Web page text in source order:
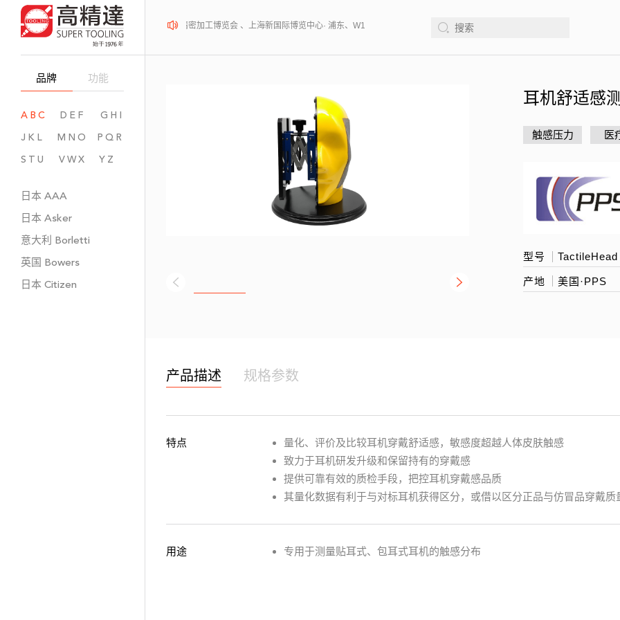
品牌 功能
ABC DEF
GHI
JKL
MNO
PQR
STU
VWX YZ
日本 AAA
日本 Asker
意大利 Borletti
英国 Bowers
日本 Citizen
2026年08月12-14日、SurfacePME 表面精密加工博览会 、上海新国际博览中心· 浦东、W1馆E21 、欢迎莅临指导 2026年08月12-14日、SurfacePME 表面
耳机舒适感
触感压力 医
型号 TactileHead
产地 美国·PPS
产品描述 规格参数
特点
量化、评价及比较耳机穿戴舒适感，敏感度超越人体皮肤触感
致力于耳机研发升级和保留持有的穿戴感
提供可靠有效的质检手段，把控耳机穿戴感品质
其量化数据有利于与对标耳机获得区分，或借以区分正品与仿冒品穿戴质
用途 专用于测量贴耳式、包耳式耳机的触感分布